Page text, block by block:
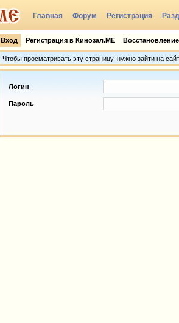
Главная Форум Регистрация
Вход Регистрация в Кинозал.МЕ
Чтобы просматривать эту страницу, нужно зайти на сайт
Логин
Пароль